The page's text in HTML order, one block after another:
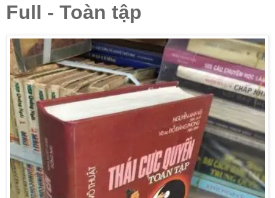
Full - Toàn tập